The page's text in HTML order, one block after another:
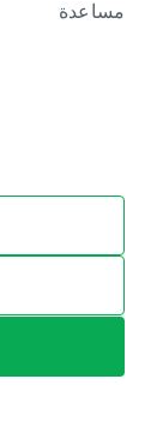
مساعدة